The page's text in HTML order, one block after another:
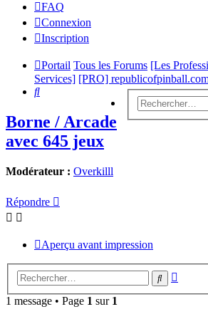
FAQ
Connexion
Inscription
Portail Tous les Forums [Les
Services] [PRO]
Rechercher
Borne / Arcade
avec 645 jeux
Modérateur : Overkilll
Répondre
Aperçu avant impression
Rechercher
1 message • Page 1 sur 1